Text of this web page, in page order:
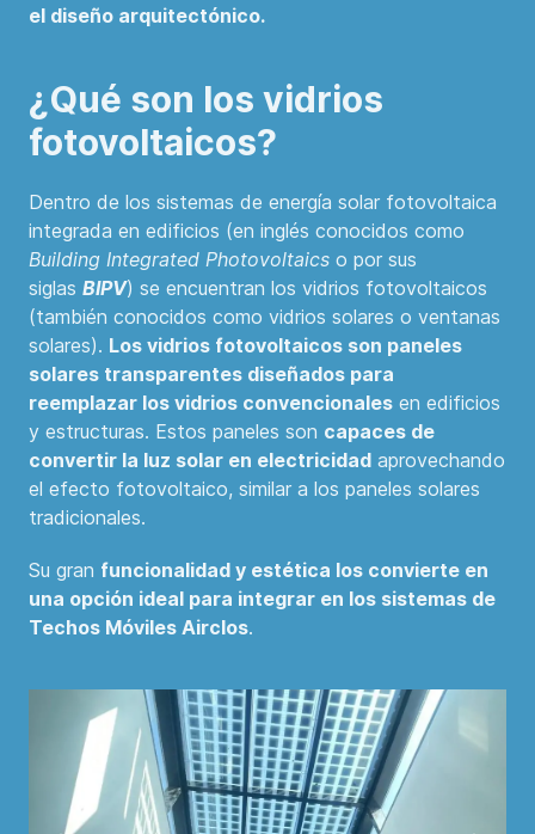
el diseño arquitectónico.
¿Qué son los vidrios
fotovoltaicos?
Dentro de los sistemas de energía solar fotovoltaica
integrada en edificios (en inglés conocidos como
Building Integrated Photovoltaicso por sus
siglas BIPV) se encuentran los vidrios fotovoltaicos
(también conocidos como vidrios solares o ventanas
solares). Los vidrios fotovoltaicos son paneles
solares transparentes diseñados para
reemplazar los vidrios convencionalesen edificios
y estructuras. Estos paneles son capaces de
convertir la luz solar en electricidadaprovechando
el efecto fotovoltaico, similar a los paneles solares
tradicionales.
Su gran funcionalidad y estética los convierte en
una opción ideal para integrar en los sistemas de
Techos Móviles Airclos.